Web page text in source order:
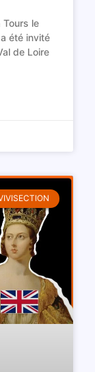
Tours le
été invité
de Loire